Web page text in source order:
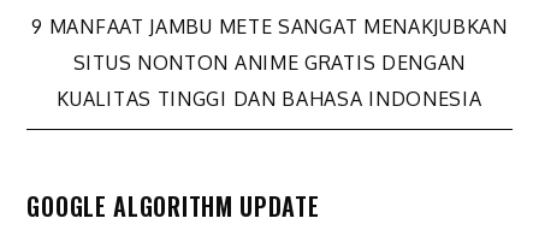
Navigasi
pos
9 MANFAAT JAMBU METE SANGAT MENAKJUBKAN
SITUS NONTON ANIME GRATIS DENGAN
KUALITAS TINGGI DAN BAHASA INDONESIA
GOOGLE ALGORITHM UPDATE